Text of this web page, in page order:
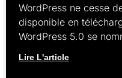
WordPress ne cesse
disponible en
WordPress 5.0 se
Lire L'article